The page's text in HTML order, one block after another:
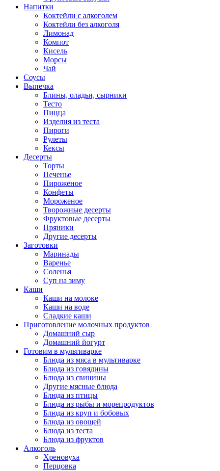
Напитки
Коктейли с алкоголем
Коктейли без алкоголя
Лимонад
Компот
Кисель
Морсы
Чай
Соусы
Выпечка
Блины, оладьи, сырники
Тесто
Пицца
Изделия из теста
Пироги
Рулеты
Кексы
Десерты
Торты
Печенье
Пироженое
Конфеты
Мороженое
Творожные десерты
Фруктовые десерты
Пряники
Другие десерты
Заготовки
Маринады
Варенье
Соленья
Суп на зиму
Каши
Каши на молоке
Каши на воде
Сладкие каши
Приготовление молочных продуктов
Домашний сыр
Домашний йогурт
Готовим в мультиварке
Блюда из мяса в мультиварке
Блюда из говядины
Блюда из свинины
Другие мясные блюда
Блюда из птицы
Блюда из рыбы и морепродуктов
Блюда из круп и бобовых
Блюда из овощей
Блюда из теста
Блюда из фруктов
Алкоголь
Хреновуха
Перцовка